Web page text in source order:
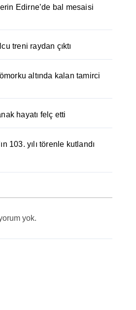
Edirne’de bal mesaisi
treni raydan çıktı
altında kalan tamirci
hayatı felç etti
103. yılı törenle kutlandı
yok.